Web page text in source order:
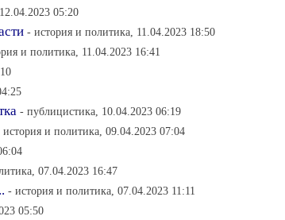
05:20
- история и политика, 11.04.2023 18:50
и политика, 11.04.2023 16:41
- публицистика, 10.04.2023 06:19
история и политика, 09.04.2023 07:04
07.04.2023 16:47
- история и политика, 07.04.2023 11:11
05:50